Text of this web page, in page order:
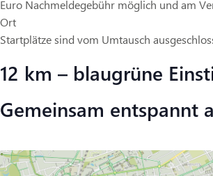
Euro Nachmeldegebühr möglich und am
Ort
Startplätze sind vom Umtausch
12 km – blaugrüne
Gemeinsam entspannt